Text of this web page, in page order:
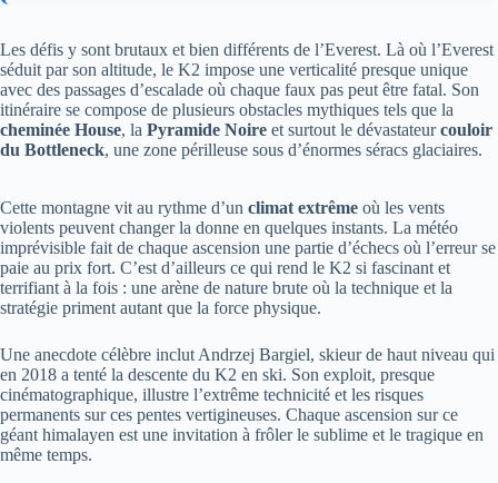
Les défis y sont brutaux et bien différents de l’Everest. Là où l’Everest
séduit par son altitude, le K2 impose une verticalité presque unique
avec des passages d’escalade où chaque faux pas peut être fatal. Son
itinéraire se compose de plusieurs obstacles mythiques tels que la
cheminée House, la Pyramide Noire et surtout le dévastateurcouloir
du Bottleneck, une zone périlleuse sous d’énormes séracs glaciaires.
Cette montagne vit au rythme d’un climat extrême où les vents
violents peuvent changer la donne en quelques instants. La météo
imprévisible fait de chaque ascension une partie d’échecs où l’erreur se
paie au prix fort. C’est d’ailleurs ce qui rend le K2 si fascinant et
terrifiant à la fois : une arène de nature brute où la technique et la
stratégie priment autant que la force physique.
Une anecdote célèbre inclut Andrzej Bargiel, skieur de haut niveau qui
en 2018 a tenté la descente du K2 en ski. Son exploit, presque
cinématographique, illustre l’extrême technicité et les risques
permanents sur ces pentes vertigineuses. Chaque ascension sur ce
géant himalayen est une invitation à frôler le sublime et le tragique en
même temps.